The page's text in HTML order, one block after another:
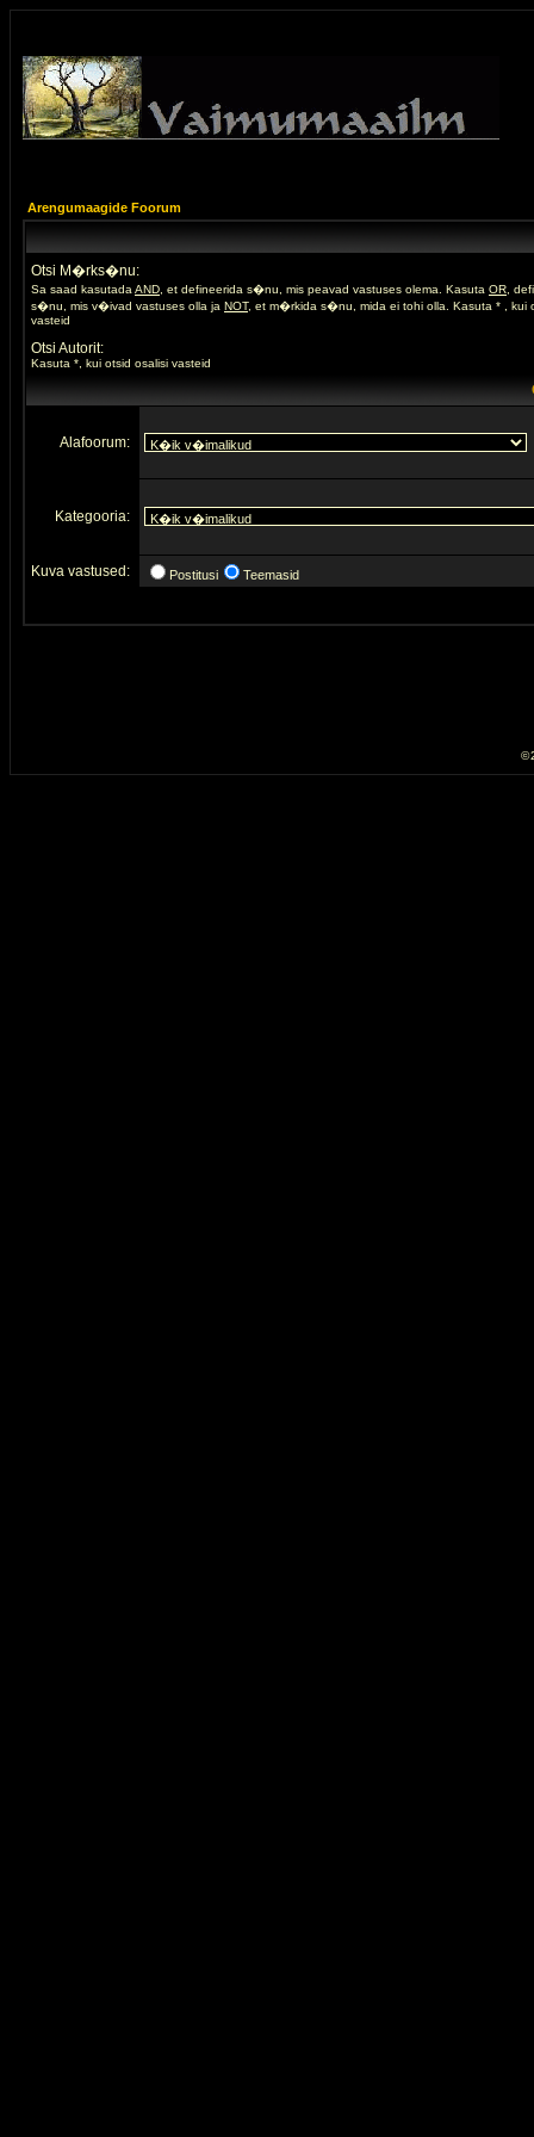
Arengumaagide Foorum
Otsi M�rks�nu:
Sa saad kasutada AND , et defineerida s�nu, mis peavad vastuses olema. Kasuta OR ,
s�nu, mis v�ivad vastuses olla ja NOT, et m�rkida s�nu, mida ei tohi olla. Kasuta * , kui
vasteid
Otsi Autorit:
Kasuta *, kui otsid osalisi vasteid
Alafoorum:
Kategooria:
Kuva vastused: Postitusi Teemasid
©